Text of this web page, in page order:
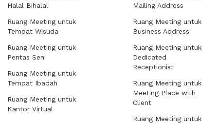
Halal Bihalal
Ruang Meeting untuk
Tempat Wisuda
Ruang Meeting untuk
Pentas Seni
Ruang Meeting untuk
Tempat Ibadah
Ruang Meeting untuk
Kantor Virtual
Mailing Address
Ruang Meeting untuk
Business Address
Ruang Meeting untuk
Dedicated
Receptionist
Ruang Meeting untuk
Meeting Place with
Client
Ruang Meeting untuk